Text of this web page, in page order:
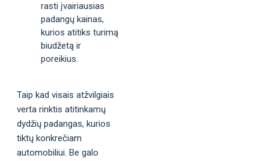
rasti įvairiausias
padangų kainas,
kurios atitiks turimą
biudžetą ir
poreikius.
Taip kad visais atžvilgiais
verta rinktis atitinkamų
dydžių padangas, kurios
tiktų konkrečiam
automobiliui. Be galo